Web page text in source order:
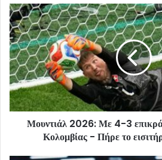
Μουντιάλ 2026: Με 4-3
Κολομβίας - Πήρε το